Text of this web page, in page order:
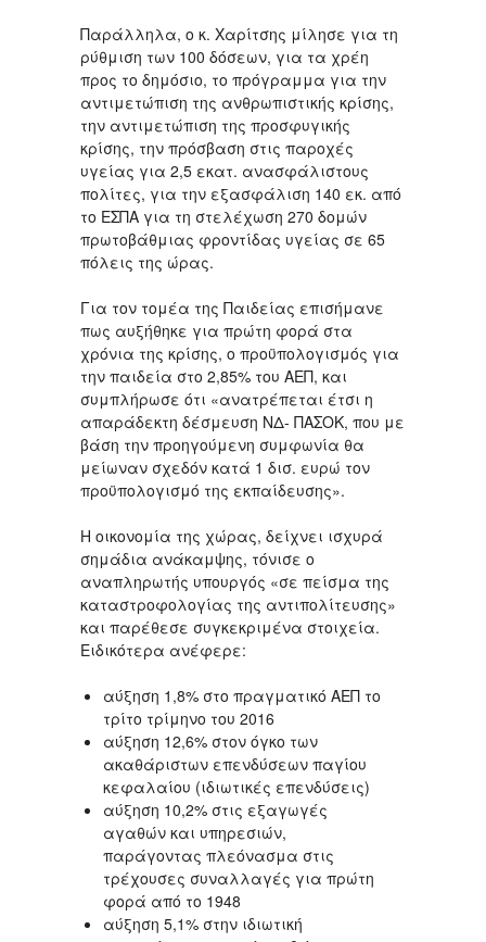
Παράλληλα, ο κ. Χαρίτσης μίλησε για τη
ρύθμιση των 100 δόσεων, για τα χρέη
προς το δημόσιο, το πρόγραμμα για την
αντιμετώπιση της ανθρωπιστικής κρίσης,
την αντιμετώπιση της προσφυγικής
κρίσης, την πρόσβαση στις παροχές
υγείας για 2,5 εκατ. ανασφάλιστους
πολίτες, για την εξασφάλιση 140 εκ. από
το ΕΣΠΑ για τη στελέχωση 270 δομών
πρωτοβάθμιας φροντίδας υγείας σε 65
πόλεις της ώρας.
Για τον τομέα της Παιδείας επισήμανε
πως αυξήθηκε για πρώτη φορά στα
χρόνια της κρίσης, ο προϋπολογισμός για
την παιδεία στο 2,85% του ΑΕΠ, και
συμπλήρωσε ότι «ανατρέπεται έτσι η
απαράδεκτη δέσμευση ΝΔ- ΠΑΣΟΚ, που με
βάση την προηγούμενη συμφωνία θα
μείωναν σχεδόν κατά 1 δισ. ευρώ τον
προϋπολογισμό της εκπαίδευσης».
Η οικονομία της χώρας, δείχνει ισχυρά
σημάδια ανάκαμψης, τόνισε ο
αναπληρωτής υπουργός «σε πείσμα της
καταστροφολογίας της αντιπολίτευσης»
και παρέθεσε συγκεκριμένα στοιχεία.
Ειδικότερα ανέφερε:
αύξηση 1,8% στο πραγματικό ΑΕΠ το
τρίτο τρίμηνο του 2016
αύξηση 12,6% στον όγκο των
ακαθάριστων επενδύσεων παγίου
κεφαλαίου (ιδιωτικές επενδύσεις)
αύξηση 10,2% στις εξαγωγές
αγαθών και υπηρεσιών,
παράγοντας πλεόνασμα στις
τρέχουσες συναλλαγές για πρώτη
φορά από το 1948
αύξηση 5,1% στην ιδιωτική